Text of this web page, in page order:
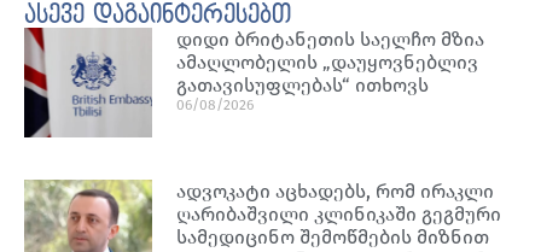
ასევე დაგაინტერესებთ
დიდი ბრიტანეთის საელჩო მზია
ამაღლობელის „დაუყოვნებლივ
გათავისუფლებას“ ითხოვს
06/08/2026
ადვოკატი აცხადებს, რომ ირაკლი
ღარიბაშვილი კლინიკაში გეგმური
სამედიცინო შემოწმების მიზნით